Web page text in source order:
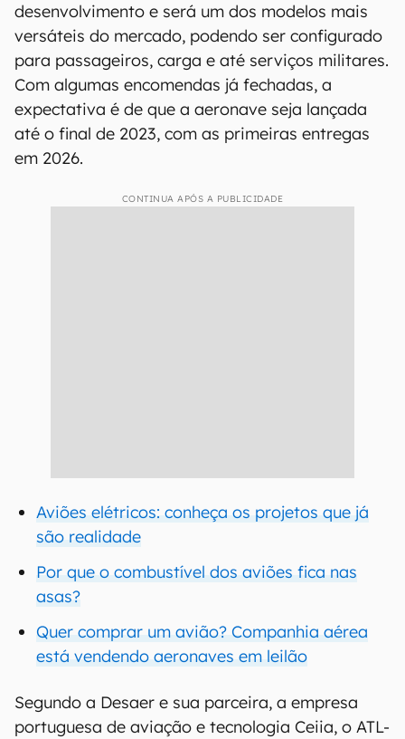
desenvolvimento e será um dos modelos mais
versáteis do mercado, podendo ser configurado
para passageiros, carga e até serviços militares.
Com algumas encomendas já fechadas, a
expectativa é de que a aeronave seja lançada
até o final de 2023, com as primeiras entregas
em 2026.
CONTINUA APÓS A PUBLICIDADE
Aviões elétricos: conheça os projetos que já
são realidade
Por que o combustível dos aviões fica nas
asas?
Quer comprar um avião? Companhia aérea
está vendendo aeronaves em leilão
Segundo a Desaer e sua parceira, a empresa
portuguesa de aviação e tecnologia Ceiia, o ATL-